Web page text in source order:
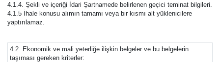
4.1.4. Şekli ve içeriği İdari Şartnamede belirlenen geçici teminat bilgileri.
4.1.5 İhale konusu alımın tamamı veya bir kısmı alt yüklenicilere
yaptırılamaz.
4.2. Ekonomik ve mali yeterliğe ilişkin belgeler ve bu belgelerin
taşıması gereken kriterler: